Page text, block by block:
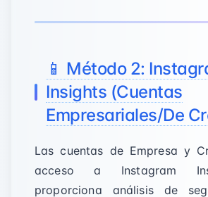
📱 Método 2:
Insights (Cuentas
Empresariales/De
Las cuentas de Empresa y
acceso a Instagram
proporciona análisis de